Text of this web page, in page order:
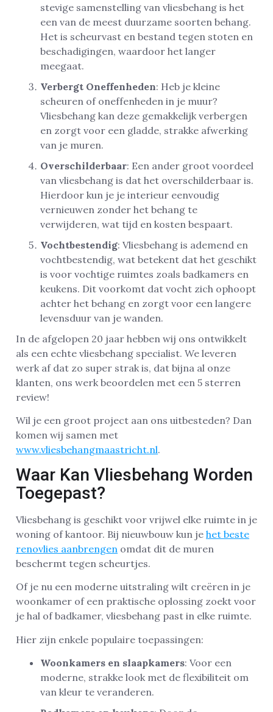
stevige samenstelling van vliesbehang is het
een van de meest duurzame soorten behang.
Het is scheurvast en bestand tegen stoten en
beschadigingen, waardoor het langer
meegaat.
Verbergt Oneffenheden: Heb je kleine
scheuren of oneffenheden in je muur?
Vliesbehang kan deze gemakkelijk verbergen
en zorgt voor een gladde, strakke afwerking
van je muren.
Overschilderbaar: Een ander groot voordeel
van vliesbehang is dat het overschilderbaar is.
Hierdoor kun je je interieur eenvoudig
vernieuwen zonder het behang te
verwijderen, wat tijd en kosten bespaart.
Vochtbestendig: Vliesbehang is ademend en
vochtbestendig, wat betekent dat het geschikt
is voor vochtige ruimtes zoals badkamers en
keukens. Dit voorkomt dat vocht zich ophoopt
achter het behang en zorgt voor een langere
levensduur van je wanden.
In de afgelopen 20 jaar hebben wij ons ontwikkelt
als een echte vliesbehang specialist. We leveren
werk af dat zo super strak is, dat bijna al onze
klanten, ons werk beoordelen met een 5 sterren
review!
Wil je een groot project aan ons uitbesteden? Dan
komen wij samen met
www.vliesbehangmaastricht.nl.
Waar Kan Vliesbehang Worden
Toegepast?
Vliesbehang is geschikt voor vrijwel elke ruimte in je
woning of kantoor. Bij nieuwbouw kun je het beste
renovlies aanbrengen omdat dit de muren
beschermt tegen scheurtjes.
Of je nu een moderne uitstraling wilt creëren in je
woonkamer of een praktische oplossing zoekt voor
je hal of badkamer, vliesbehang past in elke ruimte.
Hier zijn enkele populaire toepassingen:
Woonkamers en slaapkamers: Voor een
moderne, strakke look met de flexibiliteit om
van kleur te veranderen.